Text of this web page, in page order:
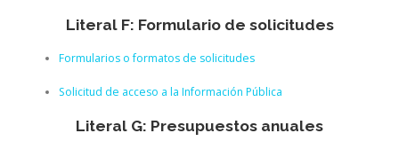
Literal F: Formulario de solicitudes
Formularios o formatos de solicitudes
Solicitud de acceso a la Información Pública
Literal G: Presupuestos anuales